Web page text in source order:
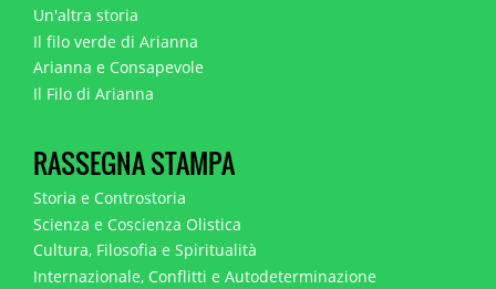
Un'altra storia
Il filo verde di Arianna
Arianna e Consapevole
Il Filo di Arianna
RASSEGNA STAMPA
Storia e Controstoria
Scienza e Coscienza Olistica
Cultura, Filosofia e Spiritualità
Internazionale, Conflitti e Autodeterminazione